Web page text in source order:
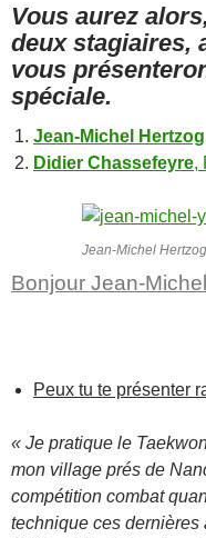
Vous aurez
deux stagiaires,
vous
spéciale.
Jean-Michel Hertzog
Didier Chassefeyre,
Jean-Michel
Bonjour Jean-
Peux tu te présenter
« Je pratique le
mon village prés de
compétition combat
technique ces dernières